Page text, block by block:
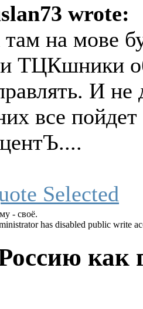
wrote:
на мове
ТЦКшники
И
все
- своё.
has disabled public write
как